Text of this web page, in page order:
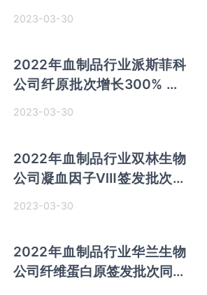
2023-03-30
2022年血制品行业派斯菲科
公司纤原批次增长300% Q4
各品种签发占比较高
2023-03-30
2022年血制品行业双林生物
公司凝血因子Ⅷ签发批次大
2023-03-30
2022年血制品行业华兰生物
公司纤维蛋白原签发批次同比